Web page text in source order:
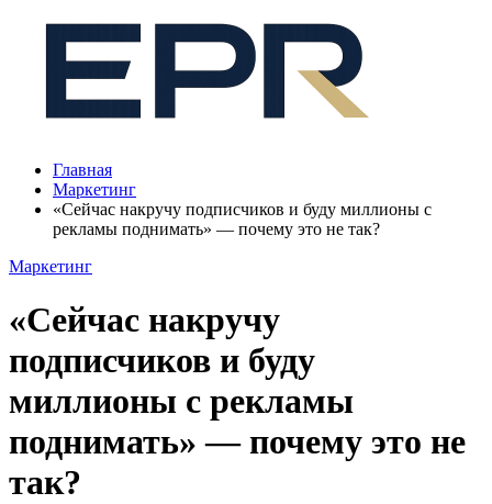
Главная
Маркетинг
«Сейчас накручу подписчиков и буду миллионы с
рекламы поднимать» — почему это не так?
Маркетинг
«Сейчас накручу
подписчиков и буду
миллионы с рекламы
поднимать» — почему это не
так?